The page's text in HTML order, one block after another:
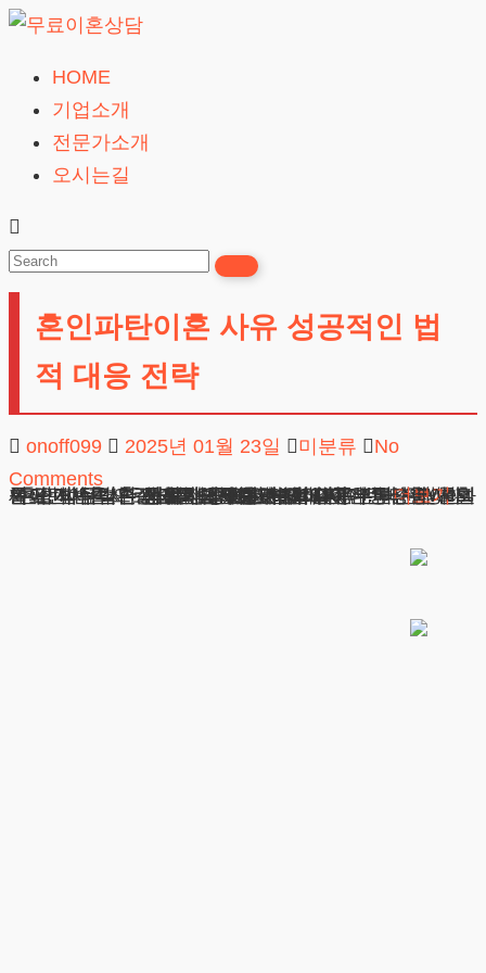
Skip
content
상
담
HOME
기업소개
전문가소개
오시는길
혼인파탄이혼 사유 성공적인 법
적 대응 전략
onoff099 2025년 01월 23일 미분류
No
Comments
혼인파탄이혼 사유 성공적인 법적 대응 전략 안녕하세요, 법무법인 테헤란의 변호사입니다. 부부간의 친밀한 관계는 결혼 생활의 중요한 부분입니다. 하지만 한 쪽이 지속적으로 이를 거부한다면, 그것은 단순한 불화를 넘어 심각한 문제가 될 수 있습니다. 이런 상황이 혼인파탄이혼사유가 될 수 있을까요? 결론부터더보기
상호 : 법무법인 테헤란
사업자 : 589-86-01340
대표자 : 이수학
주소 : 서울시 강남구 테헤란로 420, KT선릉타워West 9층
광고책임변호사 : 이수학